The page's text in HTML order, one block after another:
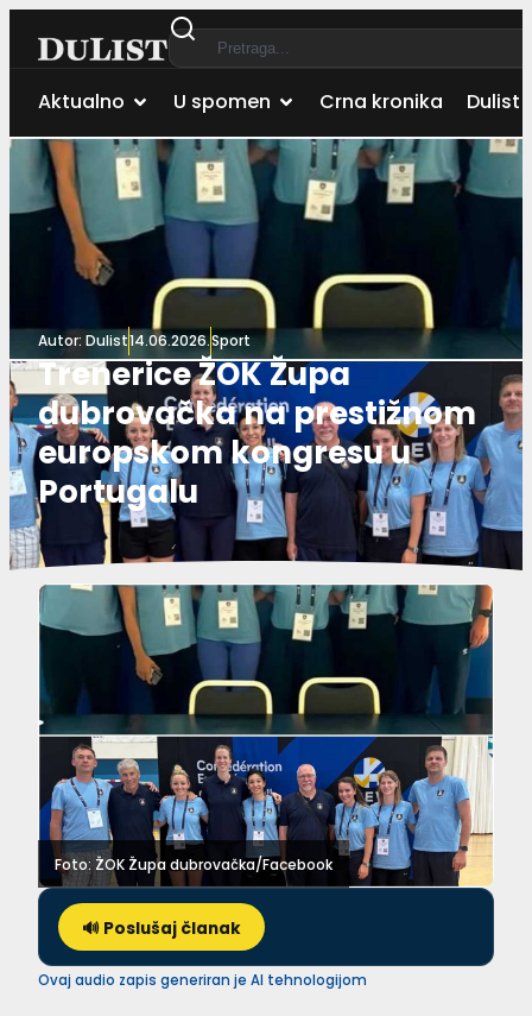
Aktualno U spomen Crna kronika Dulist
Autor: Dulist14.06.2026.Sport
Trenerice ŽOK Župa
dubrovačka na prestižnom
europskom kongresu u
Portugalu
Foto: ŽOK Župa dubrovačka/Facebook
🔊 Poslušaj članak
Ovaj audio zapis generiran je AI tehnologijom